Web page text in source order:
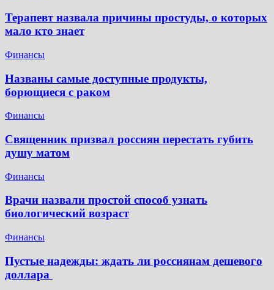
Терапевт назвала причины простуды, о которых
мало кто знает
Финансы
Названы самые доступные продукты,
борющиеся с раком
Финансы
Священник призвал россиян перестать губить
душу матом
Финансы
Врачи назвали простой способ узнать
биологический возраст
Финансы
Пустые надежды: ждать ли россиянам дешевого
доллара